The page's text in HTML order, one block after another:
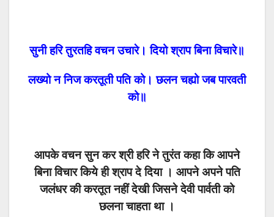
सुनी हरि तुरतहि वचन उचारे। दियो श्राप बिना विचारे॥
लख्यो न निज करतूती पति को। छलन चह्यो जब पारवती
को॥
आपके वचन सुन कर श्री हरि ने तुरंत कहा कि आपने
बिना विचार किये ही श्राप दे दिया । आपने अपने पति
जलंधर की करतूत नहीं देखी जिसने देवी पार्वती को
छलना चाहता था ।